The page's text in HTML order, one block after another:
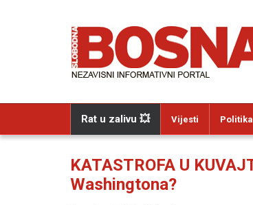
Rat u zalivu 💥 Vijesti Politika
KATASTROFA U
Washingtona?